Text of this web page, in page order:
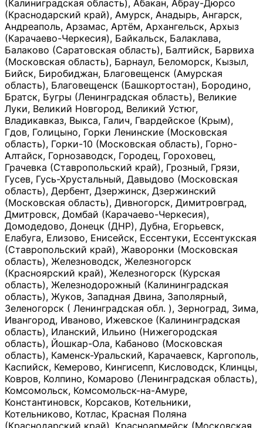
(Калиниградская область), Абакан, Абрау-Дюрсо
(Краснодарский край), Амурск, Анадырь, Ангарск,
Андреаполь, Арзамас, Артём, Архангельск, Архыз
(Карачаево-Черкесия), Байкальск, Балаклава,
Балаково (Саратовская область), Балтийск, Барвиха
(Московская область), Барнаул, Беломорск, Кызыл,
Бийск, Биробиджан, Благовещенск (Амурская
область), Благовещенск (Башкортостан), Бородино,
Братск, Бугры (Ленинградская область), Великие
Луки, Великий Новгород, Великий Устюг,
Владикавказ, Выкса, Галич, Гвардейское (Крым),
Гдов, Голицыно, Горки Ленинские (Московская
область), Горки-10 (Московская область), Горно-
Алтайск, Горнозаводск, Городец, Гороховец,
Грачевка (Ставропольский край), Грозный, Грязи,
Гусев, Гусь-Хрустальный, Давыдово (Московская
область), Дербент, Дзержинск, Дзержинский
(Московская область), Дивногорск, Димитровград,
Дмитровск, Домбай (Карачаево-Черкесия),
Домодедово, Донецк (ДНР), Дубна, Егорьевск,
Елабуга, Елизово, Енисейск, Ессентуки, Ессентукская
(Ставропольский край), Жаворонки (Московская
область), Железноводск, Железногорск
(Красноярский край), Железногорск (Курская
область), Железнодорожный (Калининградская
область), Жуков, Западная Двина, Заполярный,
Зеленогорск ( Ленинградская обл. ), Зерноград, Зима,
Ивангород, Иваново, Ижевское (Калининградская
область), Иланский, Ильино (Нижегородская
область), Йошкар-Ола, Кабаново (Московская
область), Каменск-Уральский, Карачаевск, Каргополь,
Каспийск, Кемерово, Кингисепп, Кисловодск, Клинцы,
Ковров, Колпино, Комарово (Ленинградская область),
Комсомольск, Комсомольск-на-Амуре,
Константиновск, Корсаков, Котельники,
Котельниково, Котлас, Красная Поляна
(Краснодарский край), Красноармейск (Московская